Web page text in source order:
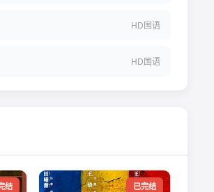
HD国语
HD国语
结 已完结